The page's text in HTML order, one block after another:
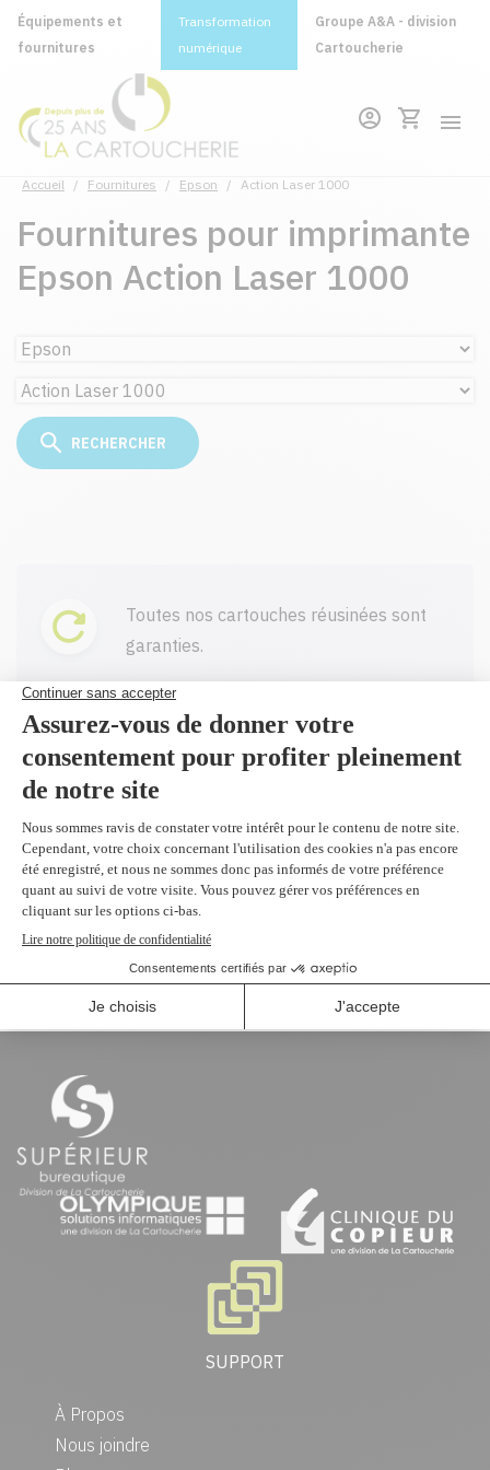
Équipements et
fournitures
Transformation
numérique
Groupe A&A - division
Cartoucherie
Accueil / Fournitures / Epson / Action Laser 1000
Fournitures pour imprimante
Epson Action Laser 1000
Toutes nos cartouches réusinées sont
garanties.
Livraison gratuite sur tout achat de
100$ CAD et plus avant taxes.
Profitez d'un rabais à l'achat de 2
produits identiques et plus.
SUPPORT
À Propos
Nous joindre